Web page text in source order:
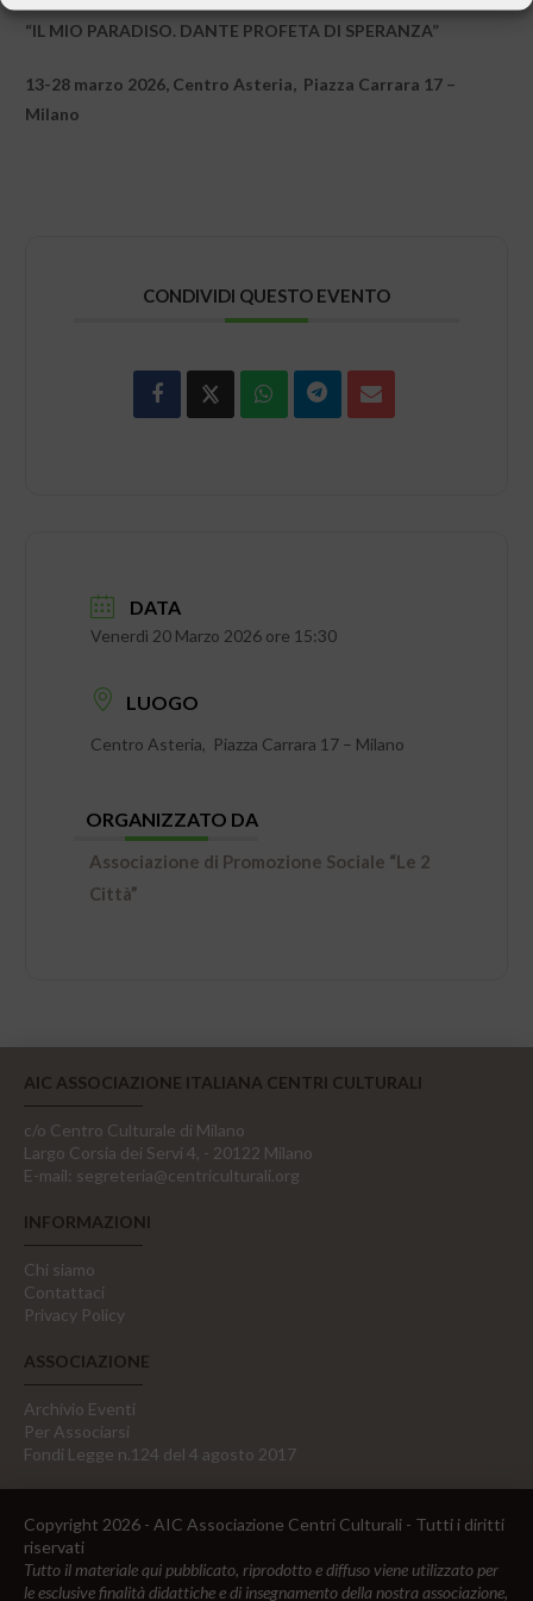
“IL MIO PARADISO. DANTE PROFETA DI SPERANZA”
13-28 marzo 2026, Centro Asteria, Piazza Carrara 17 –
Milano
CONDIVIDI QUESTO EVENTO
DATA
Venerdì 20 Marzo 2026 ore 15:30
LUOGO
Centro Asteria, Piazza Carrara 17 – Milano
ORGANIZZATO DA
Associazione di Promozione Sociale “Le 2
Città”
AIC ASSOCIAZIONE ITALIANA CENTRI CULTURALI
c/o Centro Culturale di Milano
Largo Corsia dei Servi 4, - 20122 Milano
E-mail: segreteria@centriculturali.org
INFORMAZIONI
Chi siamo
Contattaci
Privacy Policy
ASSOCIAZIONE
Archivio Eventi
Per Associarsi
Fondi Legge n.124 del 4 agosto 2017
Copyright 2026 - AIC Associazione Centri Culturali - Tutti i diritti
riservati
Tutto il materiale qui pubblicato, riprodotto e diffuso viene utilizzato per
le esclusive finalità didattiche e di insegnamento della nostra associazione,